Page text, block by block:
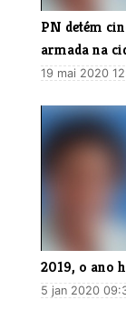
PN detém
armada na
19 mai 2020
2019, o ano
5 jan 2020